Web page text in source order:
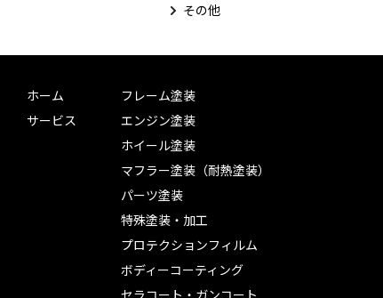
その他
ホーム
サービス
フレーム塗装
エンジン塗装
ホイール塗装
マフラー塗装（耐熱塗装）
パーツ塗装
特殊塗装・加工
プロテクションフィルム
ボディーコーティング
セラコート・ガンコート